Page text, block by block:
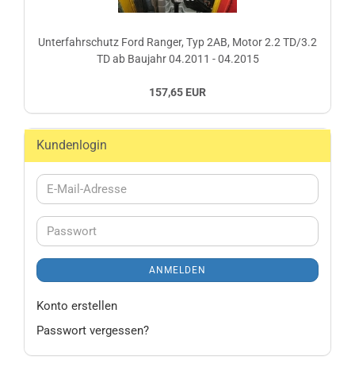
Unterfahrschutz Ford Ranger, Typ 2AB, Motor 2.2 TD/3.2
TD ab Baujahr 04.2011 - 04.2015
157,65 EUR
Kundenlogin
E-
Mail-
Passwort
ANMELDEN
Konto erstellen
Passwort vergessen?